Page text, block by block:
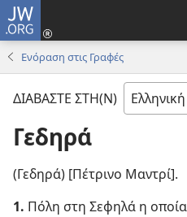
JW.ORG
Ενόραση στις Γραφές
ΔΙΑΒΑΣΤΕ ΣΤΗ(Ν)
Γεδηρά
(Γεδηρά) [Πέτρινο Μαντρί].
1. Πόλη στη Σεφηλά η